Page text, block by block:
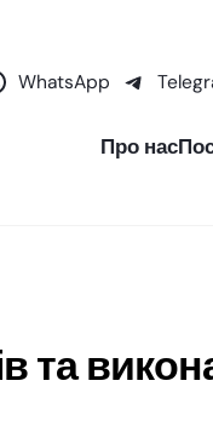
WhatsApp
Про нас